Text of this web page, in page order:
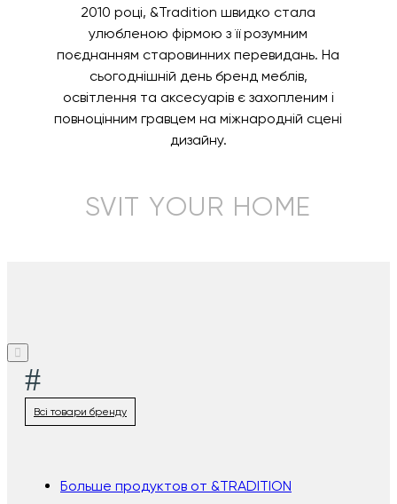
2010 році, &Tradition швидко стала
улюбленою фірмою з її розумним
поєднанням старовинних перевидань. На
сьогоднішній день бренд меблів,
освітлення та аксесуарів є захопленим і
повноцінним гравцем на міжнародній сцені
дизайну.
SVIT YOUR HOME
#
Всі товари бренду
Больше продуктов от &TRADITION